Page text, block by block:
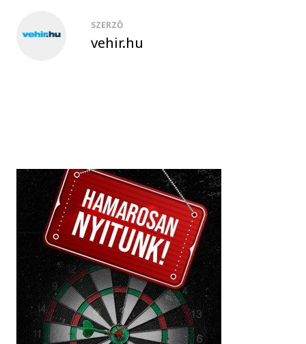
SZERZŐ
vehir.hu